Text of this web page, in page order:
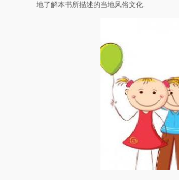
地了解本书所描述的当地风俗文化.